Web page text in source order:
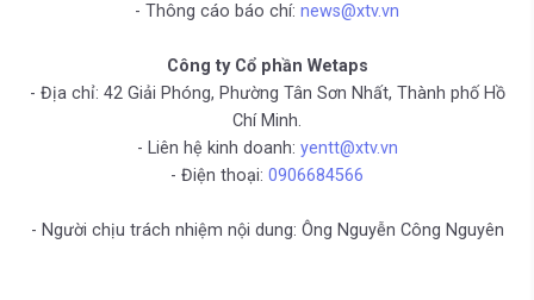
- Thông cáo báo chí: news@xtv.vn
Công ty Cổ phần Wetaps
- Địa chỉ: 42 Giải Phóng, Phường Tân Sơn Nhất, Thành phố Hồ
Chí Minh.
- Liên hệ kinh doanh: yentt@xtv.vn
- Điện thoại: 0906684566
- Người chịu trách nhiệm nội dung: Ông Nguyễn Công Nguyên